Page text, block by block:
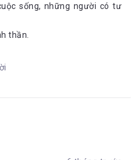
sống, những người có tư
thần.